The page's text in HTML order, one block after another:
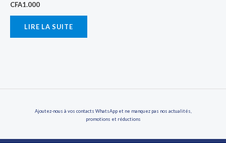
CFA1.000
LIRE LA SUITE
Ajoutez-nous à vos contacts WhatsApp et ne manquez pas nos actualités,
promotions et réductions